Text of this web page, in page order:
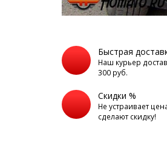
Быстрая
Наш курьер
300 руб.
Скидки %
Не устраивает
сделают скидку!